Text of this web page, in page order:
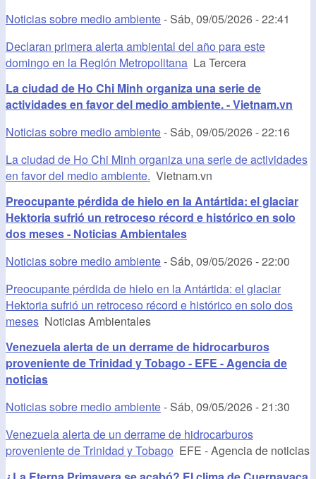
Noticias sobre medio ambiente- Sáb, 09/05/2026 - 22:41
Declaran primera alerta ambiental del año para este
domingo en la Región Metropolitana La Tercera
La ciudad de Ho Chi Minh organiza una serie de
actividades en favor del medio ambiente. - Vietnam.vn
Noticias sobre medio ambiente- Sáb, 09/05/2026 - 22:16
La ciudad de Ho Chi Minh organiza una serie de actividades
en favor del medio ambiente. Vietnam.vn
Preocupante pérdida de hielo en la Antártida: el glaciar
Hektoria sufrió un retroceso récord e histórico en solo
dos meses - Noticias Ambientales
Noticias sobre medio ambiente- Sáb, 09/05/2026 - 22:00
Preocupante pérdida de hielo en la Antártida: el glaciar
Hektoria sufrió un retroceso récord e histórico en solo dos
meses Noticias Ambientales
Venezuela alerta de un derrame de hidrocarburos
proveniente de Trinidad y Tobago - EFE - Agencia de
noticias
Noticias sobre medio ambiente- Sáb, 09/05/2026 - 21:30
Venezuela alerta de un derrame de hidrocarburos
proveniente de Trinidad y Tobago EFE - Agencia de noticias